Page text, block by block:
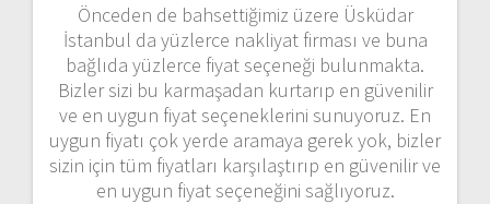
Önceden de bahsettiğimiz üzere Üsküdar
İstanbul da yüzlerce nakliyat firması ve buna
bağlıda yüzlerce fiyat seçeneği bulunmakta.
Bizler sizi bu karmaşadan kurtarıp en güvenilir
ve en uygun fiyat seçeneklerini sunuyoruz. En
uygun fiyatı çok yerde aramaya gerek yok, bizler
sizin için tüm fiyatları karşılaştırıp en güvenilir ve
en uygun fiyat seçeneğini sağlıyoruz.